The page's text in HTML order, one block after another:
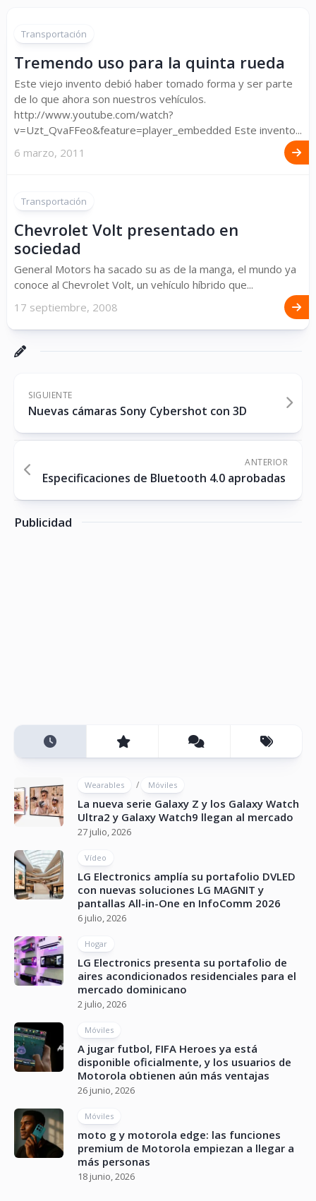
Transportación
Tremendo uso para la quinta rueda
Este viejo invento debió haber tomado forma y ser parte
de lo que ahora son nuestros vehículos.
http://www.youtube.com/watch?
v=Uzt_QvaFFeo&feature=player_embedded Este invento...
6 marzo, 2011
Transportación
Chevrolet Volt presentado en
sociedad
General Motors ha sacado su as de la manga, el mundo ya
conoce al Chevrolet Volt, un vehículo híbrido que...
17 septiembre, 2008
SIGUIENTE
Nuevas cámaras Sony Cybershot con 3D
ANTERIOR
Especificaciones de Bluetooth 4.0 aprobadas
Publicidad
Wearables / Móviles
La nueva serie Galaxy Z y los Galaxy Watch
Ultra2 y Galaxy Watch9 llegan al mercado
27 julio, 2026
Vídeo
LG Electronics amplía su portafolio DVLED
con nuevas soluciones LG MAGNIT y
pantallas All-in-One en InfoComm 2026
6 julio, 2026
Hogar
LG Electronics presenta su portafolio de
aires acondicionados residenciales para el
mercado dominicano
2 julio, 2026
Móviles
A jugar futbol, FIFA Heroes ya está
disponible oficialmente, y los usuarios de
Motorola obtienen aún más ventajas
26 junio, 2026
Móviles
moto g y motorola edge: las funciones
premium de Motorola empiezan a llegar a
más personas
18 junio, 2026